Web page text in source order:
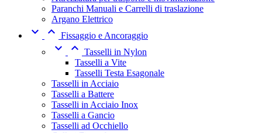
Paranchi Manuali e Carrelli di traslazione
Argano Elettrico
  Fissaggio e Ancoraggio
  Tasselli in Nylon
Tasselli a Vite
Tasselli Testa Esagonale
Tasselli in Acciaio
Tasselli a Battere
Tasselli in Acciaio Inox
Tasselli a Gancio
Tasselli ad Occhiello